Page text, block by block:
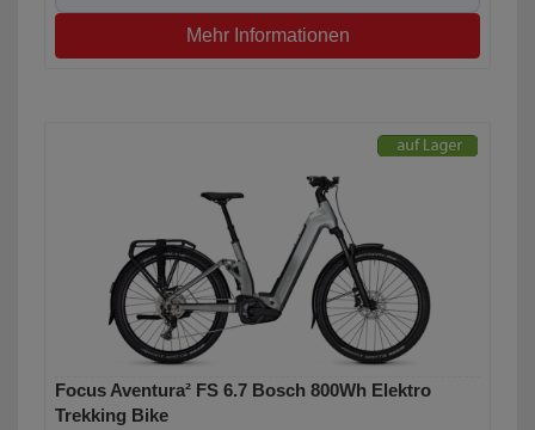
Mehr Informationen
Focus Aventura² FS 6.7 Bosch 800Wh Elektro
Trekking Bike